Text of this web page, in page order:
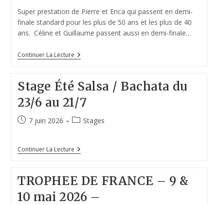
Super prestation de Pierre et Erica qui passent en demi-
finale standard pour les plus de 50 ans et les plus de 40
ans. Céline et Guillaume passent aussi en demi-finale…
Continuer La Lecture
Stage Été Salsa / Bachata du
23/6 au 21/7
7 juin 2026 Stages
Continuer La Lecture
TROPHEE DE FRANCE – 9 &
10 mai 2026 –